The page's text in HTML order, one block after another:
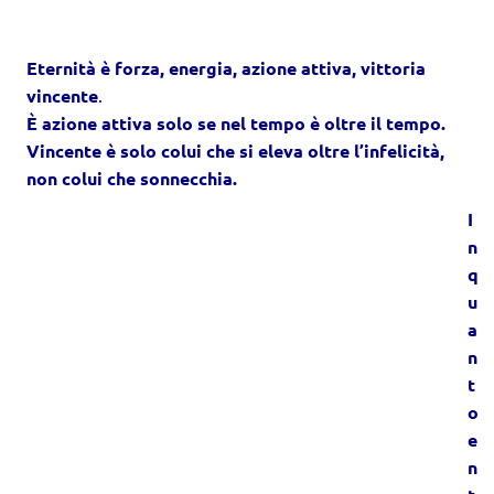
Eternità è forza, energia, azione attiva, vittoria
vincente
È azione attiva solo se nel tempo è oltre il tempo.
Vincente è solo colui che si eleva oltre l’infelicità,
non colui che sonnecchia.
I
n
q
u
a
n
t
o
e
n